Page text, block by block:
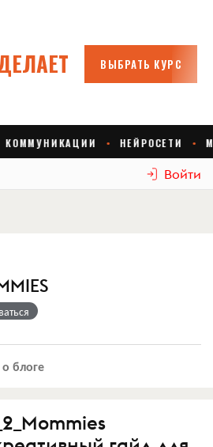
Войти
о блоге